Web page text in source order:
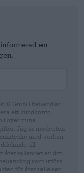
en
® GmbH behandlar
ett kundkonto.
över mina
Jag är medveten
med verkan
till
återkallandet av ditt
som utförs
för återkallelsen.